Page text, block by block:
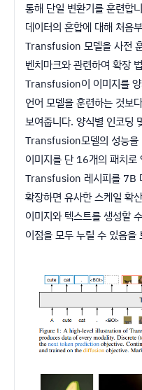
통해 단일 변환기를 훈련합
데이터의 혼합에 대해 처음
Transfusion 모델을 사전
벤치마크와 관련하여 확장
Transfusion이 이미지를 양
언어 모델을 훈련하는 것보
보여줍니다. 양식별 인코딩
Transfusion모델의 성능을
이미지를 단 16개의 패치로
Transfusion 레시피를 7B
확장하면 유사한 스케일 확
이미지와 텍스트를 생성할
이점을 모두 누릴 수 있음을